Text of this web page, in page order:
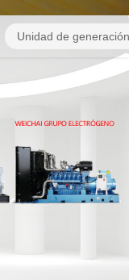
Unidad de